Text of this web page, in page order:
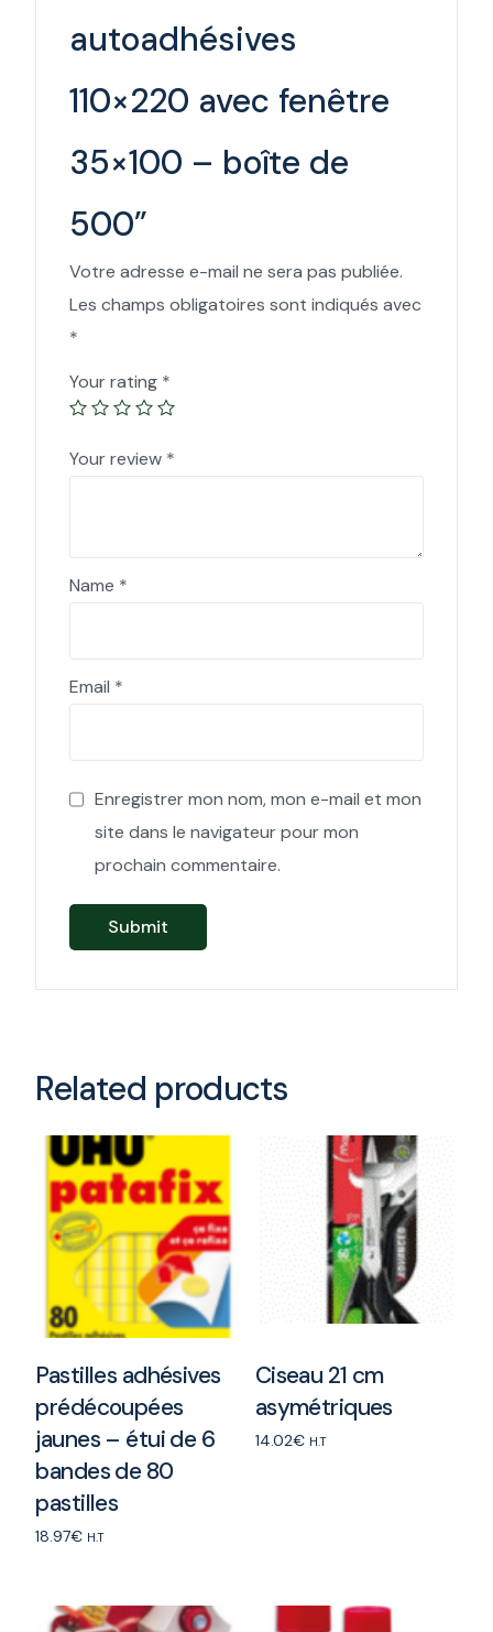
autoadhésives
110×220 avec fenêtre
35×100 – boîte de
500”
Votre adresse e-mail ne sera pas publiée.
Les champs obligatoires sont indiqués avec
*
Your rating *
Your review *
Name *
Email *
Enregistrer mon nom, mon e-mail et mon
site dans le navigateur pour mon
prochain commentaire.
Related products
Pastilles adhésives
prédécoupées
jaunes – étui de 6
bandes de 80
pastilles
18.97€ H.T
Ciseau 21 cm
asymétriques
14.02€ H.T